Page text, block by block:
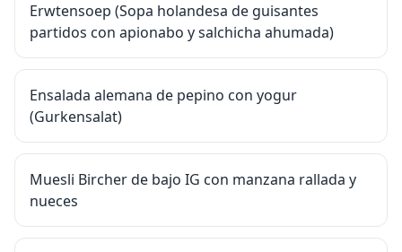
Erwtensoep (Sopa holandesa de guisantes
partidos con apionabo y salchicha ahumada)
Ensalada alemana de pepino con yogur
(Gurkensalat)
Muesli Bircher de bajo IG con manzana rallada y
nueces